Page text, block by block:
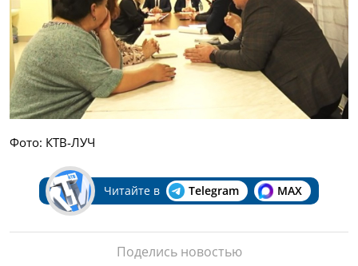
Фото: КТВ-ЛУЧ
Читайте в Telegram MAX
Поделись новостью